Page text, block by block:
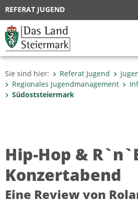
REFERAT JUGEND
Sie sind hier: Referat Jugend
Regionales Jugendmanagement
Südoststeiermark
Hip-Hop &
Konzertabend
Eine Review von